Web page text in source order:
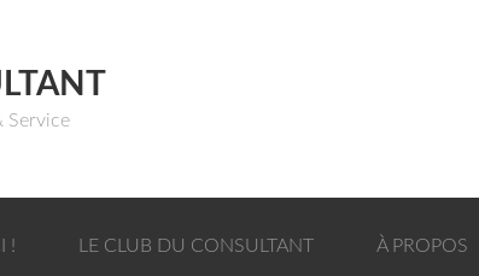
Service
! LE CLUB DU CONSULTANT À PROPOS